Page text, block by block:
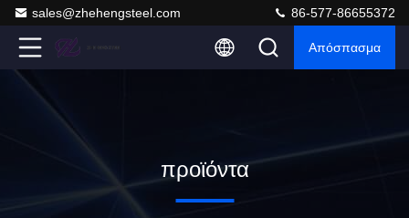
sales@zhehengsteel.com 86-577-86655372
Απόσπασμα
προϊόντα